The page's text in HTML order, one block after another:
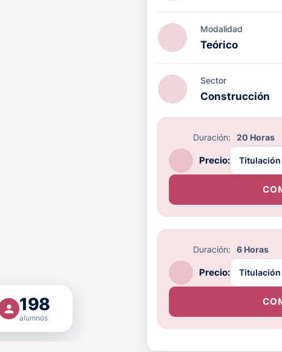
198
alumnos
Modalidad
Teórico
Sector
Construcción
Duración: 20 Horas
Precio:
Duración: 6 Horas
Precio: